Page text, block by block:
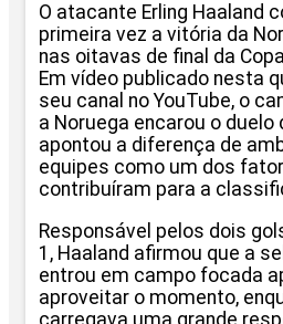
O atacante Erling Haaland
primeira vez a vitória da
nas oitavas de final da
Em vídeo publicado nesta
seu canal no YouTube, o
a Noruega encarou o duelo
apontou a diferença de
equipes como um dos
contribuíram para a
Responsável pelos dois
1, Haaland afirmou que a
entrou em campo focada
aproveitar o momento,
carregava uma grande